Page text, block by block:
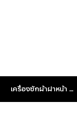
เครื่องซักผ้าฝาหน้า WW70H5240EW พร้อมด้วย Eco Bubble, 7 กก.